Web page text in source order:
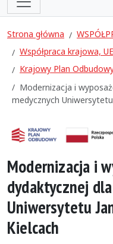
Strona główna
Współpraca krajowa,
Krajowy Plan
Modernizacja i
medycznych
Modernizacja i
dydaktycznej
Uniwersytetu
Kielcach